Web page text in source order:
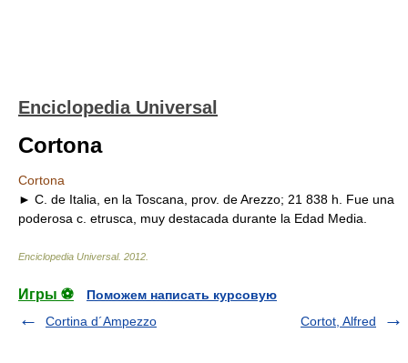
Enciclopedia Universal
Cortona
Cortona
► C. de Italia, en la Toscana, prov. de Arezzo; 21 838 h. Fue una
poderosa c. etrusca, muy destacada durante la Edad Media.
Enciclopedia Universal. 2012
Игры ⚽
Поможем написать курсовую
Cortina d´Ampezzo
Cortot, Alfred